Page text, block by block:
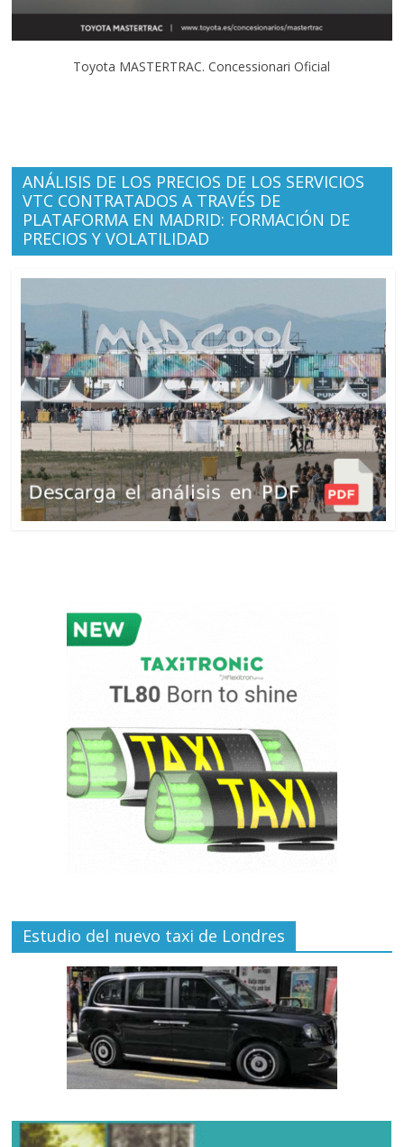
Toyota MASTERTRAC. Concessionari Oficial
ANÁLISIS DE LOS PRECIOS DE LOS SERVICIOS
VTC CONTRATADOS A TRAVÉS DE
PLATAFORMA EN MADRID: FORMACIÓN DE
PRECIOS Y VOLATILIDAD
Estudio del nuevo taxi de Londres